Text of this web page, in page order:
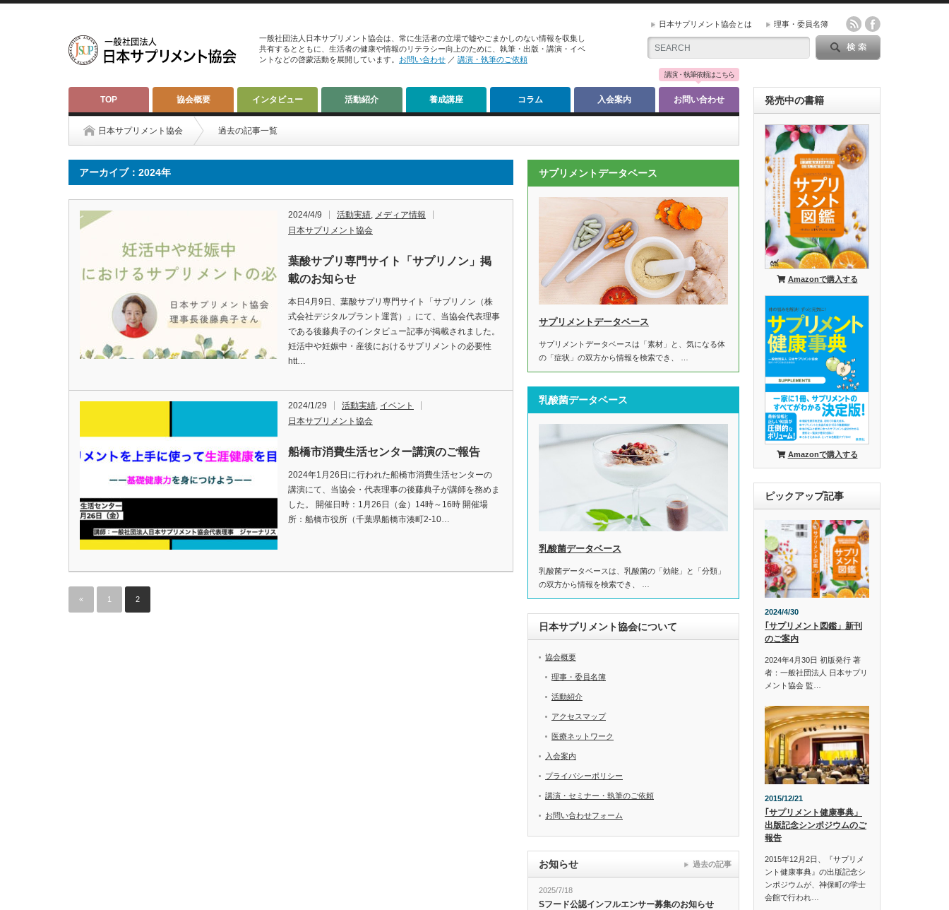
日本サプリメント協会とは
理事・委員名簿
一般社団法人日本サプリメント協会は、常に生活者の立場で嘘やごまかしのない情報を収集し
共有するとともに、生活者の健康や情報のリテラシー向上のために、執筆・出版・講演・イベ
ントなどの啓蒙活動を展開しています。 お問い合わせ ／ 講演・執筆のご依頼
講演・執筆依頼はこちら
TOP 協会概要 インタビュー 活動紹介 養成講座 コラム 入会案内 お問い合わせ
日本サプリメント協会 過去の記事一覧
アーカイブ：2024年
2024/4/9 活動実績, メディア情報
日本サプリメント協会
葉酸サプリ専門サイト「サプリノン」掲
載のお知らせ
本日4月9日、葉酸サプリ専門サイト「サプリノン（株
式会社デジタルプラント運営）」にて、当協会代表理事
である後藤典子のインタビュー記事が掲載されました。
妊活中や妊娠中・産後におけるサプリメントの必要性
htt…
2024/1/29 活動実績, イベント
日本サプリメント協会
船橋市消費生活センター講演のご報告
2024年1月26日に行われた船橋市消費生活センターの
講演にて、当協会・代表理事の後藤典子が講師を務めま
した。 開催日時：1月26日（金）14時～16時 開催場
所：船橋市役所（千葉県船橋市湊町2-10…
« 1 2
サプリメントデータベース
サプリメントデータベース
サプリメントデータベースは「素材」と、気になる体
の「症状」の双方から情報を検索でき、 …
乳酸菌データベース
乳酸菌データベース
乳酸菌データベースは、乳酸菌の「効能」と「分類」
の双方から情報を検索でき、 …
日本サプリメント協会について
協会概要
理事・委員名簿
活動紹介
アクセスマップ
医療ネットワーク
入会案内
プライバシーポリシー
講演・セミナー・執筆のご依頼
お問い合わせフォーム
お知らせ
2025/7/18
Sフード公認インフルエンサー募集のお知らせ
過去の記事
発売中の書籍
Amazonで購入する
Amazonで購入する
ピックアップ記事
2024/4/30
｢サプリメント図鑑」新刊
のご案内
2024年4月30日 初版発行 著
者：一般社団法人 日本サプリ
メント協会 監…
2015/12/21
｢サプリメント健康事典」
出版記念シンポジウムのご
報告
2015年12月2日、『サプリメ
ント健康事典』の出版記念シ
ンポジウムが、神保町の学士
会館で行われ…